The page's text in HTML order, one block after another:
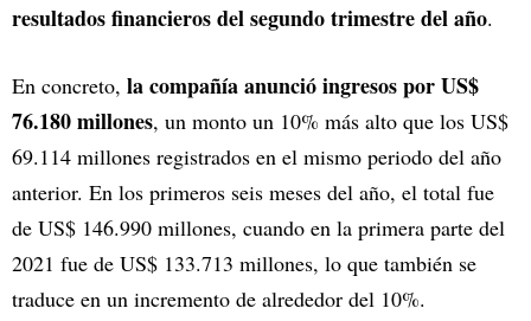
resultados financieros del segundo trimestre del año.
En concreto, la compañía anunció ingresos por US$
76.180 millones, un monto un 10% más alto que los US$
69.114 millones registrados en el mismo periodo del año
anterior. En los primeros seis meses del año, el total fue
de US$ 146.990 millones, cuando en la primera parte del
2021 fue de US$ 133.713 millones, lo que también se
traduce en un incremento de alrededor del 10%.